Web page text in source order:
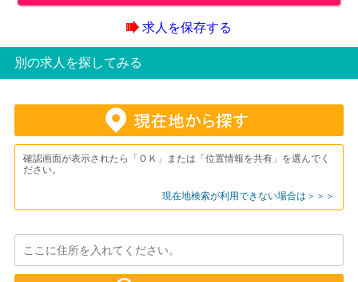
求人を保存する
別の求人を探してみる
確認画面が表示されたら「ＯＫ」または「位置情報を共有」を選んでく
ださい。
現在地検索が利用できない場合は＞＞＞